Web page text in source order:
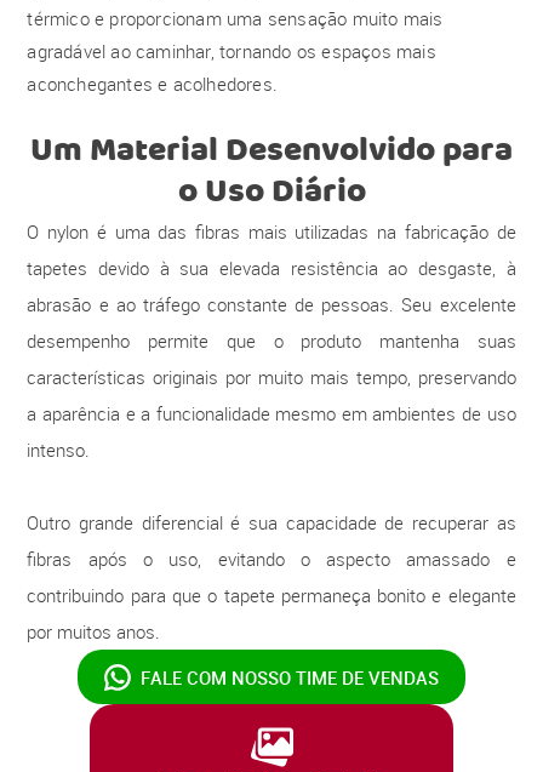
térmico e proporcionam uma sensação muito mais
agradável ao caminhar, tornando os espaços mais
aconchegantes e acolhedores.
Um Material Desenvolvido para
o Uso Diário
O nylon é uma das fibras mais utilizadas na fabricação de
tapetes devido à sua elevada resistência ao desgaste, à
abrasão e ao tráfego constante de pessoas. Seu excelente
desempenho permite que o produto mantenha suas
características originais por muito mais tempo, preservando
a aparência e a funcionalidade mesmo em ambientes de uso
intenso.
Outro grande diferencial é sua capacidade de recuperar as
fibras após o uso, evitando o aspecto amassado e
contribuindo para que o tapete permaneça bonito e elegante
por muitos anos.
FALE COM NOSSO TIME DE VENDAS